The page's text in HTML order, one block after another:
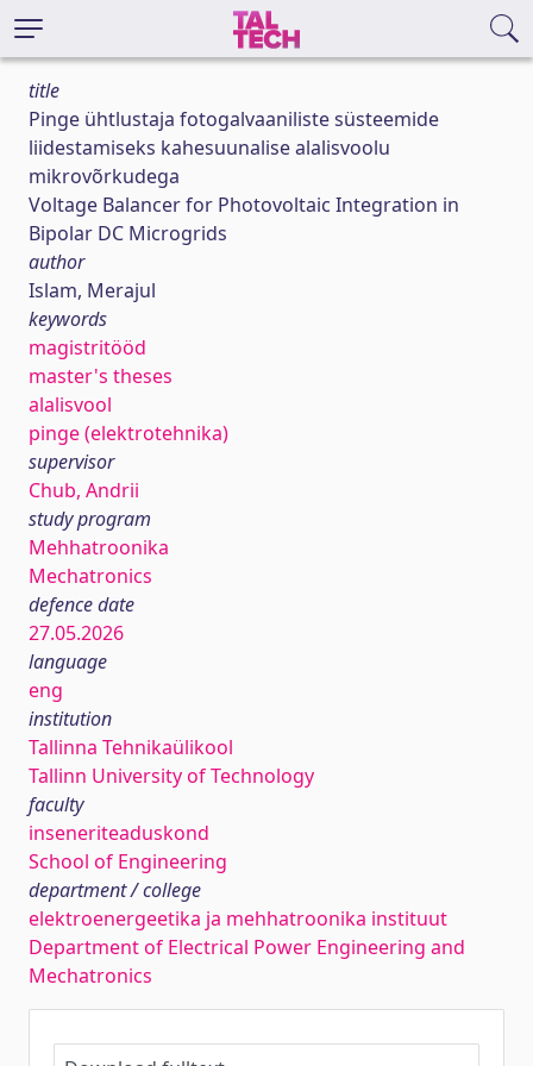
title
Pinge ühtlustaja fotogalvaaniliste süsteemide
liidestamiseks kahesuunalise alalisvoolu
mikrovõrkudega
Voltage Balancer for Photovoltaic Integration in
Bipolar DC Microgrids
author
Islam, Merajul
keywords
magistritööd
master's theses
alalisvool
pinge (elektrotehnika)
supervisor
Chub, Andrii
study program
Mehhatroonika
Mechatronics
defence date
27.05.2026
language
eng
institution
Tallinna Tehnikaülikool
Tallinn University of Technology
faculty
inseneriteaduskond
School of Engineering
department / college
elektroenergeetika ja mehhatroonika instituut
Department of Electrical Power Engineering and
Mechatronics